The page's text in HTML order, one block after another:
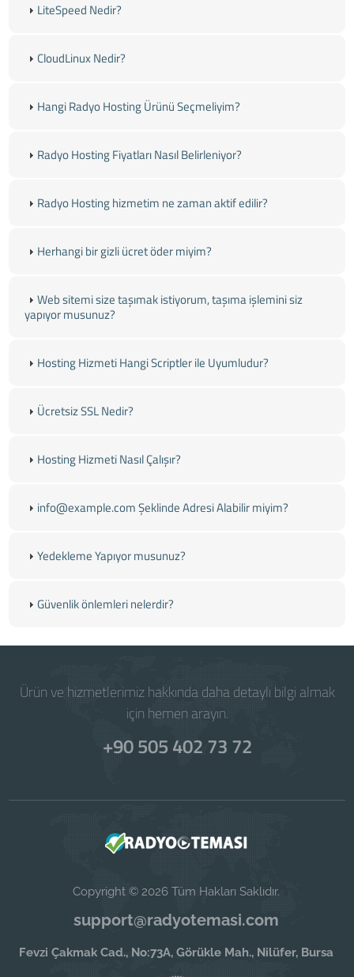
LiteSpeed Nedir?
CloudLinux Nedir?
Hangi Radyo Hosting Ürünü Seçmeliyim?
Radyo Hosting Fiyatları Nasıl Belirleniyor?
Radyo Hosting hizmetim ne zaman aktif edilir?
Herhangi bir gizli ücret öder miyim?
Web sitemi size taşımak istiyorum, taşıma işlemini siz
yapıyor musunuz?
Hosting Hizmeti Hangi Scriptler ile Uyumludur?
Ücretsiz SSL Nedir?
Hosting Hizmeti Nasıl Çalışır?
info@example.comŞeklinde Adresi Alabilir miyim?
Yedekleme Yapıyor musunuz?
Güvenlik önlemleri nelerdir?
Ürün ve hizmetlerimiz hakkında daha detaylı bilgi almak
için hemen arayın.
+90 505 402 73 72
Copyright © 2026 Tüm Hakları Saklıdır.
support@radyotemasi.com
Fevzi Çakmak Cad., No:73A, Görükle Mah., Nilüfer, Bursa